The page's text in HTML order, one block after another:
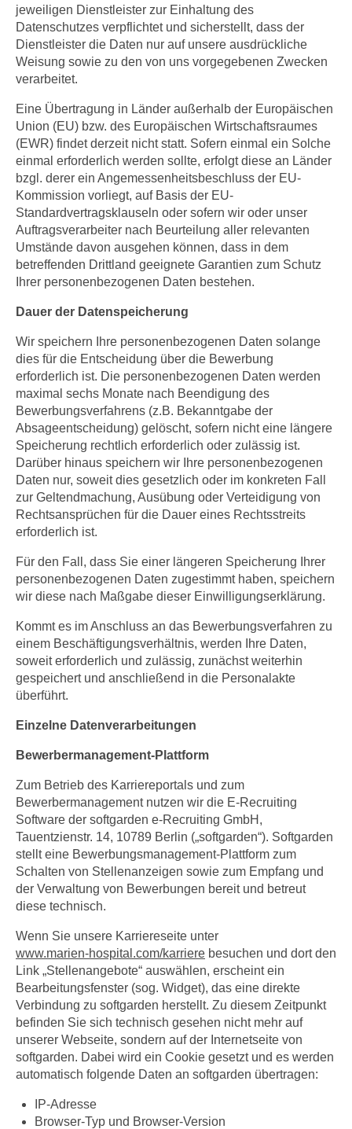
jeweiligen Dienstleister zur Einhaltung des
Datenschutzes verpflichtet und sicherstellt, dass der
Dienstleister die Daten nur auf unsere ausdrückliche
Weisung sowie zu den von uns vorgegebenen Zwecken
verarbeitet.
Eine Übertragung in Länder außerhalb der Europäischen
Union (EU) bzw. des Europäischen Wirtschaftsraumes
(EWR) findet derzeit nicht statt. Sofern einmal ein Solche
einmal erforderlich werden sollte, erfolgt diese an Länder
bzgl. derer ein Angemessenheitsbeschluss der EU-
Kommission vorliegt, auf Basis der EU-
Standardvertragsklauseln oder sofern wir oder unser
Auftragsverarbeiter nach Beurteilung aller relevanten
Umstände davon ausgehen können, dass in dem
betreffenden Drittland geeignete Garantien zum Schutz
Ihrer personenbezogenen Daten bestehen.
Dauer der Datenspeicherung
Wir speichern Ihre personenbezogenen Daten solange
dies für die Entscheidung über die Bewerbung
erforderlich ist. Die personenbezogenen Daten werden
maximal sechs Monate nach Beendigung des
Bewerbungsverfahrens (z.B. Bekanntgabe der
Absageentscheidung) gelöscht, sofern nicht eine längere
Speicherung rechtlich erforderlich oder zulässig ist.
Darüber hinaus speichern wir Ihre personenbezogenen
Daten nur, soweit dies gesetzlich oder im konkreten Fall
zur Geltendmachung, Ausübung oder Verteidigung von
Rechtsansprüchen für die Dauer eines Rechtsstreits
erforderlich ist.
Für den Fall, dass Sie einer längeren Speicherung Ihrer
personenbezogenen Daten zugestimmt haben, speichern
wir diese nach Maßgabe dieser Einwilligungserklärung.
Kommt es im Anschluss an das Bewerbungsverfahren zu
einem Beschäftigungsverhältnis, werden Ihre Daten,
soweit erforderlich und zulässig, zunächst weiterhin
gespeichert und anschließend in die Personalakte
überführt.
Einzelne Datenverarbeitungen
Bewerbermanagement-Plattform
Zum Betrieb des Karriereportals und zum
Bewerbermanagement nutzen wir die E-Recruiting
Software der softgarden e-Recruiting GmbH,
Tauentzienstr. 14, 10789 Berlin („softgarden“). Softgarden
stellt eine Bewerbungsmanagement-Plattform zum
Schalten von Stellenanzeigen sowie zum Empfang und
der Verwaltung von Bewerbungen bereit und betreut
diese technisch.
Wenn Sie unsere Karriereseite unter
www.marien-hospital.com/karriere besuchen und dort den
Link „Stellenangebote“ auswählen, erscheint ein
Bearbeitungsfenster (sog. Widget), das eine direkte
Verbindung zu softgarden herstellt. Zu diesem Zeitpunkt
befinden Sie sich technisch gesehen nicht mehr auf
unserer Webseite, sondern auf der Internetseite von
softgarden. Dabei wird ein Cookie gesetzt und es werden
automatisch folgende Daten an softgarden übertragen:
IP-Adresse
Browser-Typ und Browser-Version